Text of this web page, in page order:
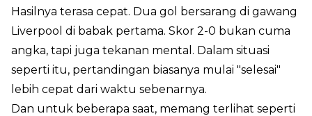
Hasilnya terasa cepat. Dua gol bersarang di gawang
Liverpool di babak pertama. Skor 2-0 bukan cuma
angka, tapi juga tekanan mental. Dalam situasi
seperti itu, pertandingan biasanya mulai "selesai"
lebih cepat dari waktu sebenarnya.
Dan untuk beberapa saat, memang terlihat seperti